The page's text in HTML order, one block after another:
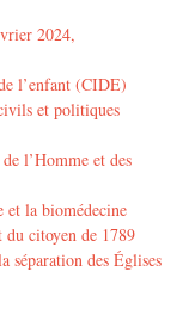
2024,
l’enfant (CIDE)
et politiques
l’Homme et des
et la biomédecine
du citoyen de 1789
séparation des Églises